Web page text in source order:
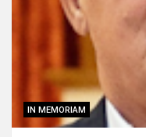
IN MEMORIAM